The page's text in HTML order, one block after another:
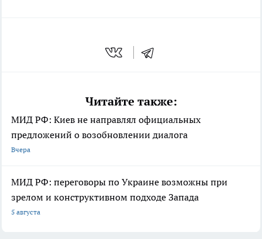
Читайте также:
МИД РФ: Киев не направлял официальных
предложений о возобновлении диалога
Вчера
МИД РФ: переговоры по Украине возможны при
зрелом и конструктивном подходе Запада
5 августа